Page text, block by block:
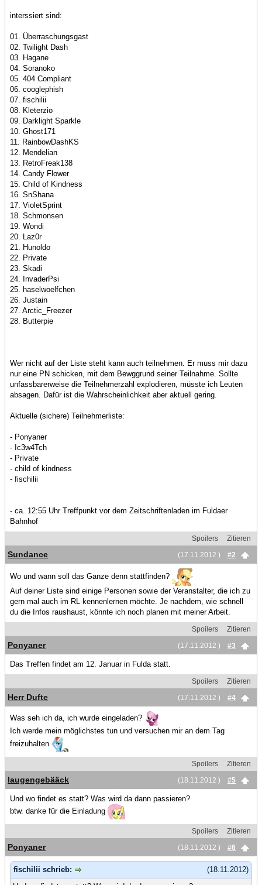
interssiert sind:
01. Überraschungsgast
02. Twilight Dash
03. Hagane
04. Soranoko
05. 404 Compliant
06. cooglephish
07. fischilii
08. Kleterzio
09. Darklight Sparkle
10. Ghost171
11. RainbowDashKS
12. Mendelian
13. RetroFreak138
14. Candy Flower
15. Child of Kindness
16. SnShana
17. VioletSprint
18. Schmonsen
19. Wondi
20. Laz0r
21. Hunoldo
22. Private
23. Skadi
24. InvaderPsi
25. haselwoelfchen
26. Justain
27. Arctic_Freezer
28. Butterpie
Wer nicht auf der Liste steht kann auch teilnehmen. Er muss mir dazu
nur eine PN schicken, mit dem Bewggrund seiner Teilnahme. Sollte
unfassbarerweise die Teilnehmerzahl explodieren, müsste ich Leuten
absagen. Dafür ist die Wahrscheinlichkeit aber aktuell gering.
Aktuelle (sichere) Teilnehmerliste:
- Ponyaner
- Ic3w4Tch
- Private
- child of kindness
- fischilii
- ca. 12:55 Uhr Treffpunkt vor dem Zeitschriftenladen im Fuldaer
Bahnhof
Spoilers
Zitieren
(17.11.2012 )
#2
Sundance
Wo und wann soll das Ganze denn stattfinden?
Auf deiner Liste sind einige Personen sowie der Veranstalter, die ich zu
gern mal auch im RL kennenlernen möchte. Je nachdem, wie schnell
du die Infos raushaust, könnte ich noch planen mit meiner Arbeit.
Spoilers
Zitieren
(17.11.2012 )
#3
Ponyaner
Das Treffen findet am 12. Januar in Fulda statt.
Spoilers
Zitieren
(17.11.2012 )
#4
Herr Dufte
Was seh ich da, ich wurde eingeladen?
Ich werde mein möglichstes tun und versuchen mir an dem Tag
freizuhalten
Spoilers
Zitieren
(18.11.2012 )
#5
laugengebääck
Und wo findet es statt? Was wird da dann passieren?
btw. danke für die Einladung
Spoilers
Zitieren
(18.11.2012 )
#6
Ponyaner
(18.11.2012)
fischilii schrieb: